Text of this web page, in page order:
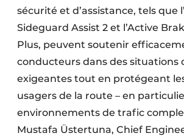
sécurité et d’assistance, tels que
Sideguard Assist 2 et l’Active
Plus, peuvent soutenir
conducteurs dans des situations
exigeantes tout en protégeant
usagers de la route – en
environnements de trafic
Mustafa Üstertuna, Chief